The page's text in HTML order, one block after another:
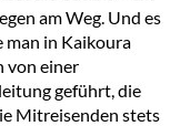
am Weg. Und es
man in Kaikoura
von einer
geführt, die
Mitreisenden stets